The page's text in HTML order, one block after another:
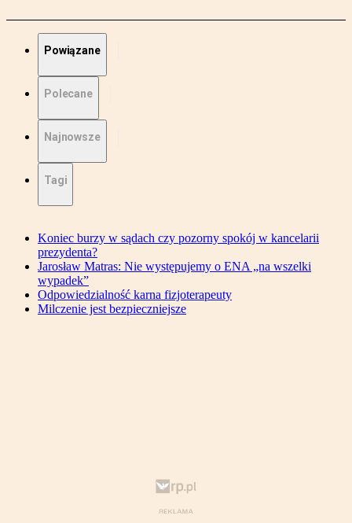
Powiązane
Polecane
Najnowsze
Tagi
Koniec burzy w sądach czy pozorny spokój w kancelarii
prezydenta?
Jarosław Matras: Nie występujemy o ENA „na wszelki
wypadek”
Odpowiedzialność karna fizjoterapeuty
Milczenie jest bezpieczniejsze